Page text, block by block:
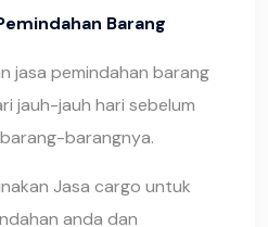
Barang
jasa pemindahan barang
jauh-jauh hari sebelum
barangnya.
Jasa cargo untuk
anda dan